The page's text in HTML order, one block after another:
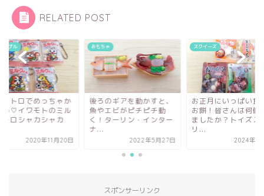
RELATED POST
ンプル
レトロでめっちゃか
い♡イワモトのミル
ーロシャカシャカ
2020年11月20日
おもちゃ
後ろのギアを動かすと、
魚やエビがピチピチ動
く！ターリン・インター
ナ...
2022年5月27日
スクイーズ
お正月にいっぱい食
お餅！皆さんは何個
ましたか？トイズス
リ...
2024年1
スポンサーリンク